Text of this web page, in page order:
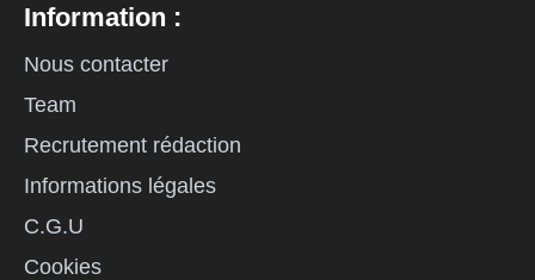
Information :
Nous contacter
Team
Recrutement rédaction
Informations légales
C.G.U
Cookies